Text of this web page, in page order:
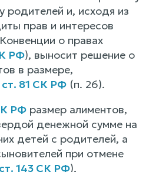
родителей и, исходя из
прав и интересов
о правах
РФ), выносит решение о
в размере,
ст. 81 СК РФ (п. 26).
РФ размер алиментов,
денежной сумме на
детей с родителей, а
при отмене
ст. 143 СК РФ),